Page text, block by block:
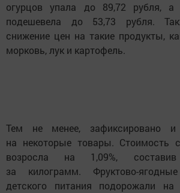
огурцов упала до 89,72 рубля, а
подешевела до 53,73 рубля.
снижение цен на такие продукты,
морковь, лук и картофель.
Тем не менее, зафиксировано
на некоторые товары. Стоимость
возросла на 1,09%,
за килограмм. Фруктово-
детского питания подорожали на